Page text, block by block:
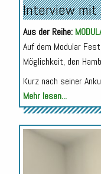
Interview mit
Aus der Reihe:
Auf dem Modular
Möglichkeit, den
Kurz nach seiner
Mehr lesen...